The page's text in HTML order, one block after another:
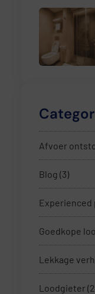
Afvoer
Blog (3)
Experienced
Goedkope
Lekkage
Loodgieter